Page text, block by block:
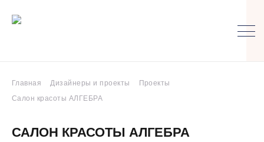
Главная Дизайнеры и проекты
Проекты
Салон красоты АЛГЕБРА
САЛОН КРАСОТЫ АЛГЕБРА